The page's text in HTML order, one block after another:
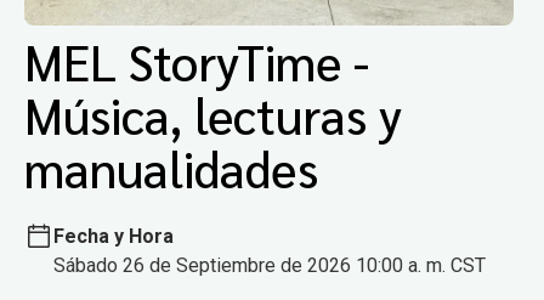
MEL StoryTime -
Música, lecturas y
manualidades
Fecha y Hora
Sábado 26 de Septiembre de 2026 10:00 a. m. CST